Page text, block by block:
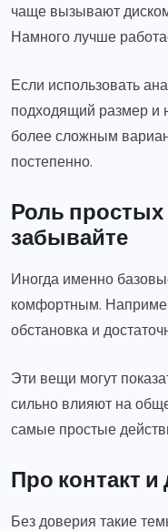
чаще вызывают
Намного лучше
Если использовать
подходящий размер и
более сложным
постепенно.
Роль
забывайте
Иногда именно
комфортным.
обстановка и
Эти вещи могут
сильно влияют на
самые простые
Про контакт
Без доверия такие